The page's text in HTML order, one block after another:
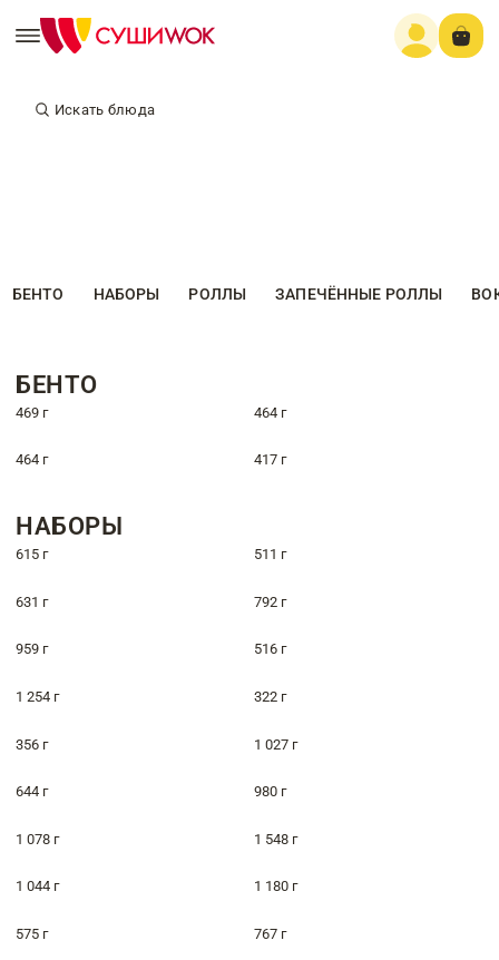
Искать блюда
БЕНТО НАБОРЫ РОЛЛЫ ЗАПЕЧЁННЫЕ РОЛЛЫ
БЕНТО
469 г 464 г
464 г 417 г
НАБОРЫ
615 г 511 г
631 г 792 г
959 г 516 г
1 254 г 322 г
356 г 1 027 г
644 г 980 г
1 078 г 1 548 г
1 044 г 1 180 г
575 г 767 г